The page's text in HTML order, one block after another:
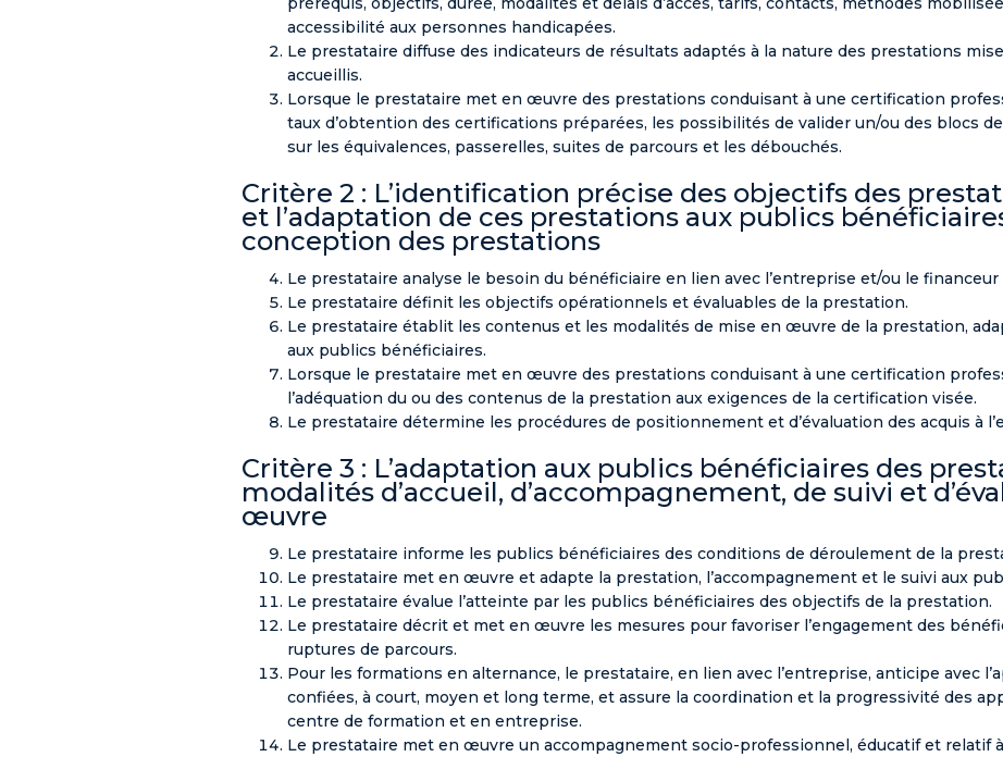
accessibilité aux personnes handicapées.
Le prestataire diffuse des indicateurs de résultats adaptés à la nature des prestations
accueillis.
Lorsque le prestataire met en œuvre des prestations conduisant à une certification
taux d’obtention des certifications préparées, les possibilités de valider un/ou des blocs
sur les équivalences, passerelles, suites de parcours et les débouchés.
Critère 2 : L’identification précise des objectifs des
et l’adaptation de ces prestations aux publics
conception des prestations
Le prestataire analyse le besoin du bénéficiaire en lien avec l’entreprise et/ou le financeur
Le prestataire définit les objectifs opérationnels et évaluables de la prestation.
Le prestataire établit les contenus et les modalités de mise en œuvre de la prestation,
aux publics bénéficiaires.
Lorsque le prestataire met en œuvre des prestations conduisant à une certification
l’adéquation du ou des contenus de la prestation aux exigences de la certification visée.
Le prestataire détermine les procédures de positionnement et d’évaluation des acquis à
Critère 3 : L’adaptation aux publics bénéficiaires des
modalités d’accueil, d’accompagnement, de suivi et
œuvre
Le prestataire informe les publics bénéficiaires des conditions de déroulement de la
Le prestataire met en œuvre et adapte la prestation, l’accompagnement et le suivi aux
Le prestataire évalue l’atteinte par les publics bénéficiaires des objectifs de la prestation.
Le prestataire décrit et met en œuvre les mesures pour favoriser l’engagement des
ruptures de parcours.
Pour les formations en alternance, le prestataire, en lien avec l’entreprise, anticipe avec
confiées, à court, moyen et long terme, et assure la coordination et la progressivité des
centre de formation et en entreprise.
Le prestataire met en œuvre un accompagnement socio-professionnel, éducatif et relatif à